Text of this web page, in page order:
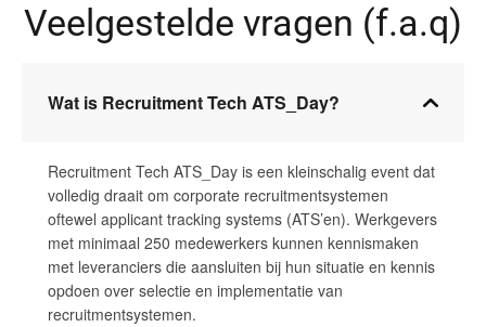
Veelgestelde vragen (f.a.q)
Wat is Recruitment Tech ATS_Day?
Recruitment Tech ATS_Day is een kleinschalig event dat
volledig draait om corporate recruitmentsystemen
oftewel applicant tracking systems (ATS’en). Werkgevers
met minimaal 250 medewerkers kunnen kennismaken
met leveranciers die aansluiten bij hun situatie en kennis
opdoen over selectie en implementatie van
recruitmentsystemen.